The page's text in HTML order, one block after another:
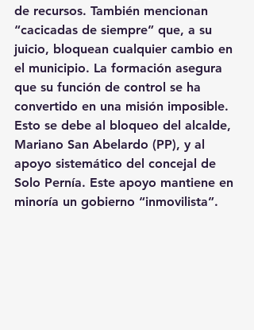
de recursos. También mencionan
“cacicadas de siempre” que, a su
juicio, bloquean cualquier cambio en
el municipio. La formación asegura
que su función de control se ha
convertido en una misión imposible.
Esto se debe al bloqueo del alcalde,
Mariano San Abelardo (PP), y al
apoyo sistemático del concejal de
Solo Pernía. Este apoyo mantiene en
minoría un gobierno “inmovilista”.